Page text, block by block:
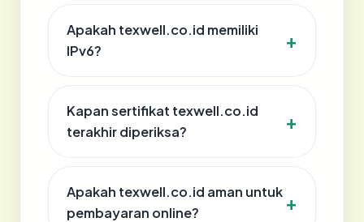
Apakah texwell.co.id memiliki
IPv6?
Kapan sertifikat texwell.co.id
terakhir diperiksa?
Apakah texwell.co.id aman untuk
pembayaran online?